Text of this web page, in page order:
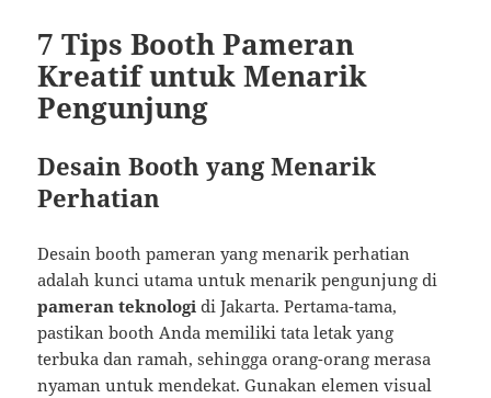
7 Tips Booth Pameran
Kreatif untuk Menarik
Pengunjung
Desain Booth yang Menarik
Perhatian
Desain booth pameran yang menarik perhatian
adalah kunci utama untuk menarik pengunjung di
pameran teknologi di Jakarta. Pertama-tama,
pastikan booth Anda memiliki tata letak yang
terbuka dan ramah, sehingga orang-orang merasa
nyaman untuk mendekat. Gunakan elemen visual